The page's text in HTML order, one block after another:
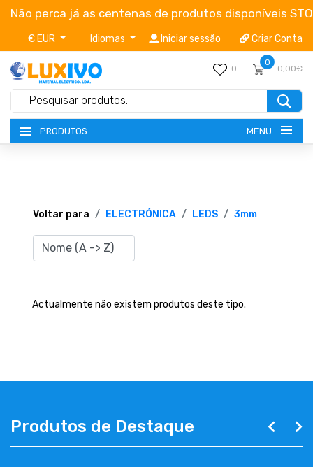
Não perca já as centenas de produtos disponíveis
€ EUR Idiomas Iniciar sessão Criar Conta
0
0
0,00€
PRODUTOS MENU
TERMOS E CONDIÇÕES
CATÁLOGOS
Voltar para ELECTRÓNICA LEDS 3mm
Actualmente não existem produtos deste tipo.
Produtos de Destaque